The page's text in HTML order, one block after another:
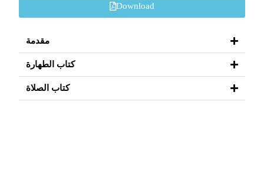
Download
مقدمة
كتاب الطهارة
كتاب الصلاة